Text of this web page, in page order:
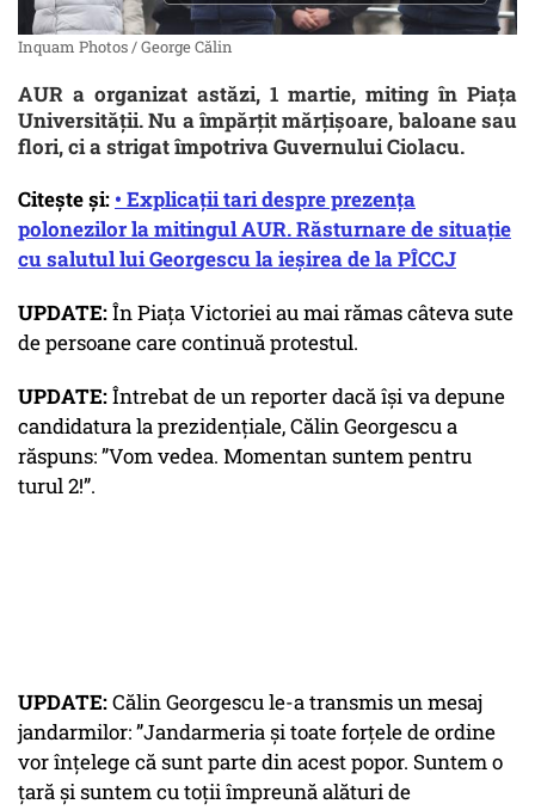
Inquam Photos / George Călin
AUR a organizat astăzi, 1 martie, miting în Piața
Universității. Nu a împărțit mărțișoare, baloane sau
flori, ci a strigat împotriva Guvernului Ciolacu.
Citește și: • Explicații tari despre prezența
polonezilor la mitingul AUR. Răsturnare de situație
cu salutul lui Georgescu la ieșirea de la PÎCCJ
UPDATE:În Piaţa Victoriei au mai rămas câteva sute
de persoane care continuă protestul.
UPDATE:Întrebat de un reporter dacă își va depune
candidatura la prezidențiale, Călin Georgescu a
răspuns: ”Vom vedea. Momentan suntem pentru
turul 2!”.
UPDATE:Călin Georgescu le-a transmis un mesaj
jandarmilor: ”Jandarmeria și toate forțele de ordine
vor înțelege că sunt parte din acest popor. Suntem o
țară și suntem cu toții împreună alături de